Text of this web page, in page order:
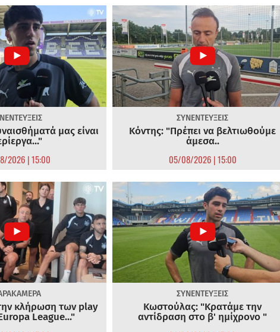
μας είναι
2026 | 15:00
ΣΥΝΕΝΤΕΥΞΕΙΣ
Κόντης: "Πρέπει να βελτιωθούμε
άμεσα..
05/08/2026 | 15:00
κλήρωση των play
League..."
ΣΥΝΕΝΤΕΥΞΕΙΣ
Κωστούλας: "Κρατάμε την
αντίδραση στο β' ημίχρονο "